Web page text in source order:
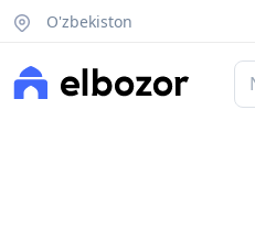
O'zbekiston